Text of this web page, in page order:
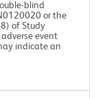
blind
or the
of Study
event
indicate an